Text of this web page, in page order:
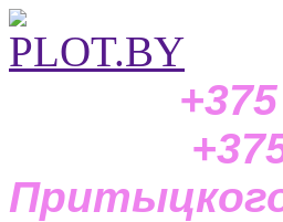
+375
+375